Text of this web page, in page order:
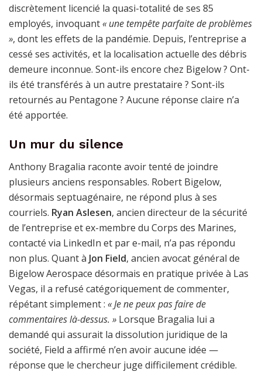
discrètement licencié la quasi-totalité de ses 85
employés, invoquant« une tempête parfaite de problèmes
», dont les effets de la pandémie. Depuis, l’entreprise a
cessé ses activités, et la localisation actuelle des débris
demeure inconnue. Sont-ils encore chez Bigelow ? Ont-
ils été transférés à un autre prestataire ? Sont-ils
retournés au Pentagone ? Aucune réponse claire n’a
été apportée.
Un mur du silence
Anthony Bragalia raconte avoir tenté de joindre
plusieurs anciens responsables. Robert Bigelow,
désormais septuagénaire, ne répond plus à ses
courriels. Ryan Aslesen, ancien directeur de la sécurité
de l’entreprise et ex-membre du Corps des Marines,
contacté via LinkedIn et par e-mail, n’a pas répondu
non plus. Quant à Jon Field, ancien avocat général de
Bigelow Aerospace désormais en pratique privée à Las
Vegas, il a refusé catégoriquement de commenter,
répétant simplement : « Je ne peux pas faire de
commentaires là-dessus. » Lorsque Bragalia lui a
demandé qui assurait la dissolution juridique de la
société, Field a affirmé n’en avoir aucune idée —
réponse que le chercheur juge difficilement crédible.